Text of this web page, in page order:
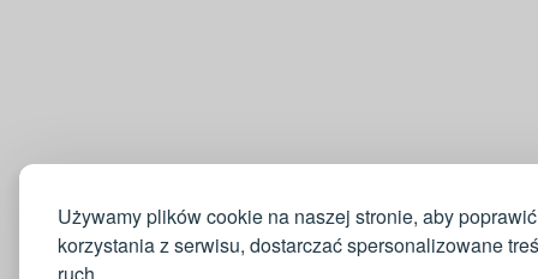
Używamy plików cookie na naszej stronie, aby
korzystania z serwisu, dostarczać spersonalizowane